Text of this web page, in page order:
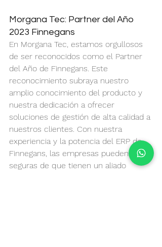
Morgana Tec: Partner del Año
2023 Finnegans
En Morgana Tec, estamos orgullosos
de ser reconocidos como el Partner
del Año de Finnegans. Este
reconocimiento subraya nuestro
amplio conocimiento del producto y
nuestra dedicación a ofrecer
soluciones de gestión de alta calidad a
nuestros clientes. Con nuestra
experiencia y la potencia del ERP de
Finnegans, las empresas pueden estar
seguras de que tienen un aliado